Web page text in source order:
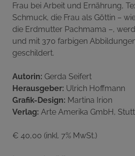
Frau bei Arbeit und Ernährung,
Schmuck, die Frau als Göttin –
die Erdmutter Pachmama –,
und mit 370 farbigen
geschildert.
Autorin: Gerda Seifert
Herausgeber: Ulrich Hoffmann
Grafik-Design: Martina Irion
Verlag: Arte Amerika GmbH,
€ 40,00 (inkl. 7% MwSt.)